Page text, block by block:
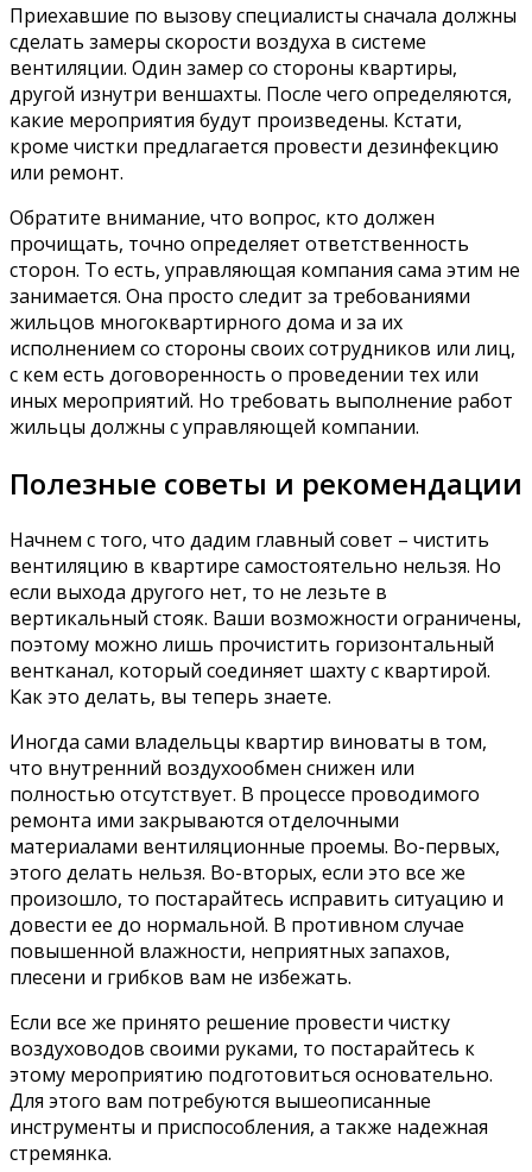
Приехавшие по вызову специалисты сначала должны
сделать замеры скорости воздуха в системе
вентиляции. Один замер со стороны квартиры,
другой изнутри веншахты. После чего определяются,
какие мероприятия будут произведены. Кстати,
кроме чистки предлагается провести дезинфекцию
или ремонт.
Обратите внимание, что вопрос, кто должен
прочищать, точно определяет ответственность
сторон. То есть, управляющая компания сама этим не
занимается. Она просто следит за требованиями
жильцов многоквартирного дома и за их
исполнением со стороны своих сотрудников или лиц,
с кем есть договоренность о проведении тех или
иных мероприятий. Но требовать выполнение работ
жильцы должны с управляющей компании.
Полезные советы и рекомендации
Начнем с того, что дадим главный совет – чистить
вентиляцию в квартире самостоятельно нельзя. Но
если выхода другого нет, то не лезьте в
вертикальный стояк. Ваши возможности ограничены,
поэтому можно лишь прочистить горизонтальный
вентканал, который соединяет шахту с квартирой.
Как это делать, вы теперь знаете.
Иногда сами владельцы квартир виноваты в том,
что внутренний воздухообмен снижен или
полностью отсутствует. В процессе проводимого
ремонта ими закрываются отделочными
материалами вентиляционные проемы. Во-первых,
этого делать нельзя. Во-вторых, если это все же
произошло, то постарайтесь исправить ситуацию и
довести ее до нормальной. В противном случае
повышенной влажности, неприятных запахов,
плесени и грибков вам не избежать.
Если все же принято решение провести чистку
воздуховодов своими руками, то постарайтесь к
этому мероприятию подготовиться основательно.
Для этого вам потребуются вышеописанные
инструменты и приспособления, а также надежная
стремянка.